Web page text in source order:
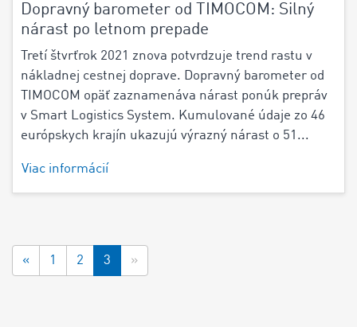
Dopravný barometer od TIMOCOM: Silný
nárast po letnom prepade
Tretí štvrťrok 2021 znova potvrdzuje trend rastu v
nákladnej cestnej doprave. Dopravný barometer od
TIMOCOM opäť zaznamenáva nárast ponúk prepráv
v Smart Logistics System. Kumulované údaje zo 46
európskych krajín ukazujú výrazný nárast o 51...
Viac informácií
« 1 2 3 »